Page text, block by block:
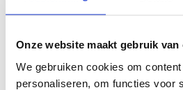
Onze website maakt gebruik van
We gebruiken cookies om
personaliseren, om functies voor
Een van onze specialisten helpt je
Productomschrijving